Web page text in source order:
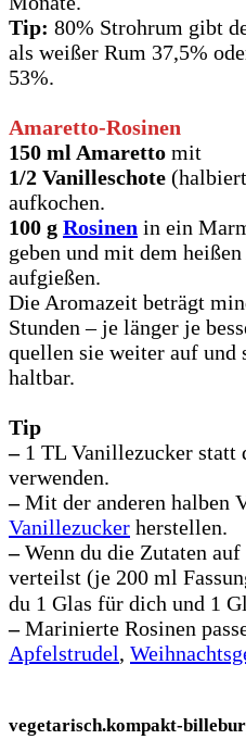
Tip: 80% Strohrum gibt
als weißer Rum 37,5%
53%.
Amaretto-Rosinen
150 ml Amaretto mit
1/2 Vanilleschote
aufkochen.
100 g Rosinen in ein
geben und mit dem
aufgießen.
Die Aromazeit beträgt
Stunden – je länger je
quellen sie weiter auf und
haltbar.
Tip
–1 TL Vanillezucker statt
verwenden.
–Mit der anderen halben
Vanillezucker herstellen.
–Wenn du die Zutaten
verteilst (je 200 ml
du 1 Glas für dich und 1
–Marinierte Rosinen
Apfelstrudel,
vegetarisch.kompakt-